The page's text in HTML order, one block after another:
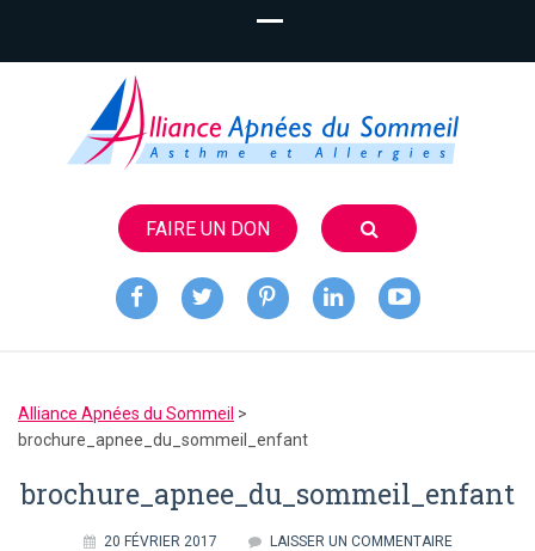
FAIRE UN DON
Alliance
Apnées du
Sommeil
Alliance Apnées du Sommeil >
brochure_apnee_du_sommeil_enfant
brochure_apnee_du_sommeil_enfant
20 FÉVRIER 2017 LAISSER UN COMMENTAIRE